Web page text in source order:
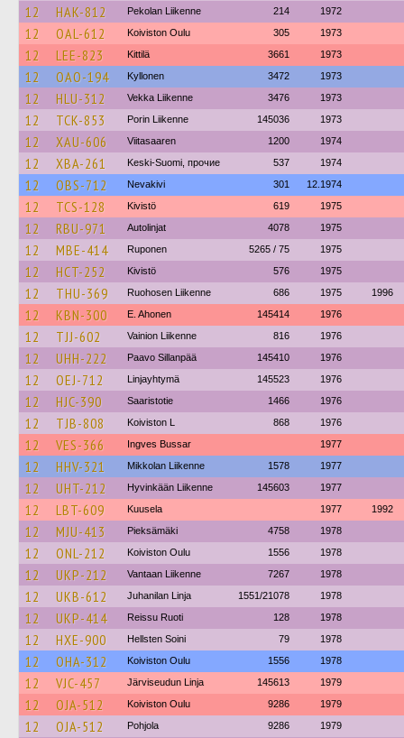
12 HAK-812 Pekolan Liikenne 214 1972
12 OAL-612 Koiviston Oulu 305 1973
12 LEE-823 Kittilä 3661 1973
12 OAO-194 Kyllonen 3472 1973
12 HLU-312 Vekka Liikenne 3476 1973
12 TCK-853 Porin Liikenne 145036 1973
12 XAU-606 Viitasaaren 1200 1974
12 XBA-261 Keski-Suomi, прочие 537 1974
12 OBS-712 Nevakivi 301 12.1974
12 TCS-128 Kivistö 619 1975
12 RBU-971 Autolinjat 4078 1975
12 MBE-414 Ruponen 5265 / 75 1975
12 HCT-252 Kivistö 576 1975
12 THU-369 Ruohosen Liikenne 686 1975 1996
12 KBN-300 E. Ahonen 145414 1976
12 TJJ-602 Vainion Liikenne 816 1976
12 UHH-222 Paavo Sillanpää 145410 1976
12 OEJ-712 Linjayhtymä 145523 1976
12 HJC-390 Saaristotie 1466 1976
12 TJB-808 Koiviston L 868 1976
12 VES-366 Ingves Bussar 1977
12 HHV-321 Mikkolan Liikenne 1578 1977
12 UHT-212 Hyvinkään Liikenne 145603 1977
12 LBT-609 Kuusela 1977 1992
12 MJU-413 Pieksämäki 4758 1978
12 ONL-212 Koiviston Oulu 1556 1978
12 UKP-212 Vantaan Liikenne 7267 1978
12 UKB-612 Juhanilan Linja 1551/21078 1978
12 UKP-414 Reissu Ruoti 128 1978
12 HXE-900 Hellsten Soini 79 1978
12 OHA-312 Koiviston Oulu 1556 1978
12 VJC-457 Järviseudun Linja 145613 1979
12 OJA-512 Koiviston Oulu 9286 1979
12 OJA-512 Pohjola 9286 1979